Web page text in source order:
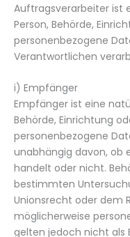
Auftragsverarbeiter ist
Person, Behörde,
personenbezogene
Verantwortlichen
i) Empfänger
Empfänger ist eine
Behörde, Einrichtung
personenbezogene
unabhängig davon, ob
handelt oder nicht.
bestimmten
Unionsrecht oder dem
möglicherweise
gelten jedoch nicht als